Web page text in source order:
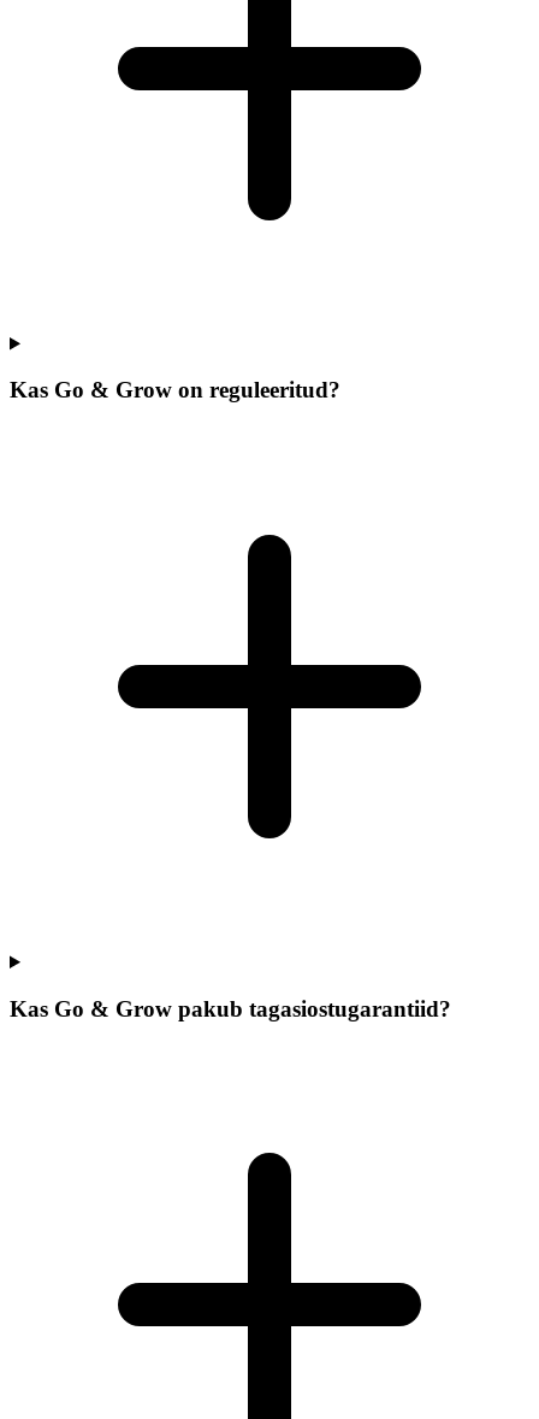
Kas Go & Grow on reguleeritud?
Kas Go & Grow pakub tagasiostugarantiid?